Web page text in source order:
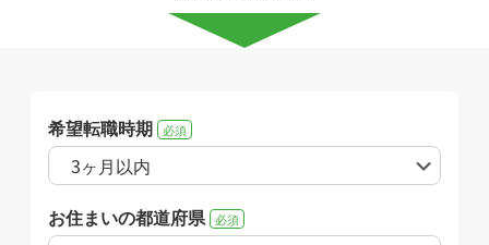
希望転職時期 必須
お住まいの都道府県 必須